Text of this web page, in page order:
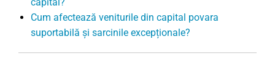
Cum afectează veniturile din capital povara
suportabilă și sarcinile excepționale?